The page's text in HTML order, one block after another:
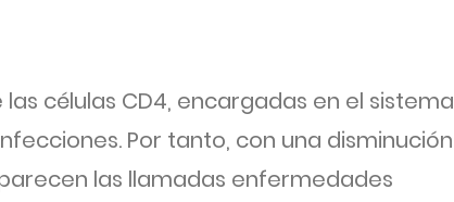
las células CD4, encargadas en el sistema
Por tanto, con una disminución
las llamadas enfermedades